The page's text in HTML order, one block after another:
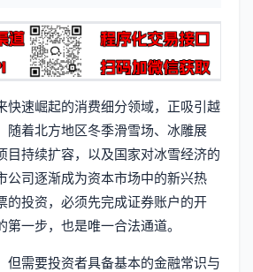
快速崛起的消费细分领域，正吸引越
随着北方地区冬季滑雪场、冰雕展
目持续扩容，以及国家对冰雪经济的
公司逐渐成为资本市场中的新兴热
的投资，必须先完成证券账户的开
一步，也是唯一合法通道。
但需要投资者具备基本的金融常识与